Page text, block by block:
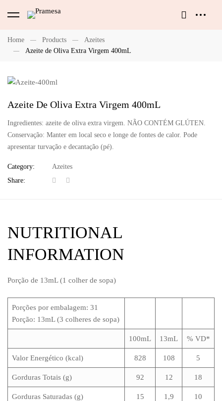
Home Products
Azeites
Azeite de Oliva Extra Virgem 400mL
Azeite De Oliva Extra Virgem 400mL
Ingredientes: azeite de oliva extra virgem. NÃO CONTÉM GLÚTEN.
Conservação: Manter em local seco e longe de fontes de calor. Pode
apresentar turvação e decantação (pé).
Category:
Azeites
Share:
NUTRITIONAL
INFORMATION
Porção de 13mL (1 colher de sopa)
Porções por embalagem: 31
Porção: 13mL (3 colheres de sopa)
100mL 13mL % VD*
Valor Energético (kcal) 828 108 5
Gorduras Totais (g) 92 12 18
Gorduras Saturadas (g) 15 1,9 10